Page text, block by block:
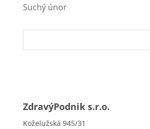
Suchý únor
ZdravýPodnik s.r.o.
Koželužská 945/31